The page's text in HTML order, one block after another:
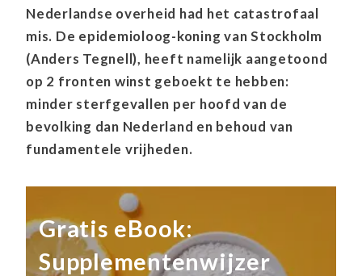
Nederlandse overheid had het catastrofaal
mis. De epidemioloog-koning van Stockholm
(Anders Tegnell), heeft namelijk aangetoond
op 2 fronten winst geboekt te hebben:
minder sterfgevallen per hoofd van de
bevolking dan Nederland en behoud van
fundamentele vrijheden.
Gratis eBook:
Supplementenwijzer